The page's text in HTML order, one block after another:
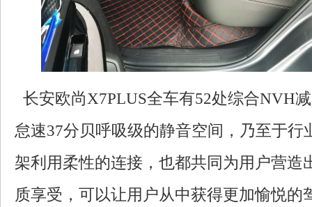
长安欧尚X7PLUS全车有52处综合NVH
怠速37分贝呼吸级的静音空间，乃至于行
架利用柔性的连接，也都共同为用户营造
质享受，可以让用户从中获得更加愉悦的